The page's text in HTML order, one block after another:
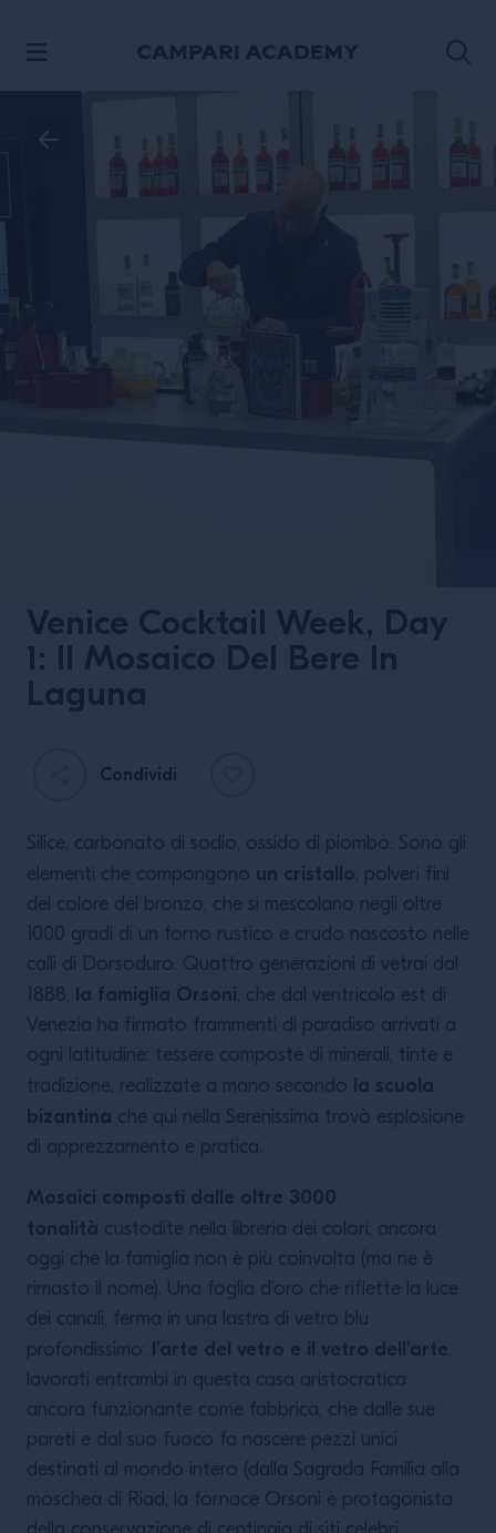
Campari / Magnum
secolo di storia del
bar
LEGGI DI PIÙ
Venice Cocktail Week, Day
1: Il Mosaico Del Bere In
Laguna
Condividi
Silice, carbonato di sodio, ossido di piombo. Sono gli
elementi che compongono un cristallo; polveri fini
del colore del bronzo, che si mescolano negli oltre
1000 gradi di un forno rustico e crudo nascosto nelle
calli di Dorsoduro. Quattro generazioni di vetrai dal
1888, la famiglia Orsoni, che dal ventricolo est di
Venezia ha firmato frammenti di paradiso arrivati a
ogni latitudine: tessere composte di minerali, tinte e
tradizione, realizzate a mano secondo la scuola
bizantina che qui nella Serenissima trovò esplosione
di apprezzamento e pratica.
Mosaici composti dalle oltre 3000
tonalità custodite nella libreria dei colori, ancora
oggi che la famiglia non è più coinvolta (ma ne è
rimasto il nome). Una foglia d’oro che riflette la luce
dei canali, ferma in una lastra di vetro blu
profondissimo: l’arte del vetro e il vetro dell’arte,
lavorati entrambi in questa casa aristocratica
ancora funzionante come fabbrica, che dalle sue
pareti e dal suo fuoco fa nascere pezzi unici
destinati al mondo intero (dalla Sagrada Familia alla
moschea di Riad, la fornace Orsoni è protagonista